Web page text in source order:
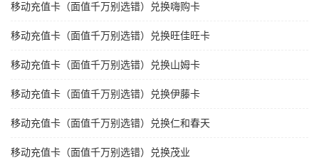
移动充值卡（面值千万别选错）兑换嗨购卡
移动充值卡（面值千万别选错）兑换旺佳旺卡
移动充值卡（面值千万别选错）兑换山姆卡
移动充值卡（面值千万别选错）兑换伊藤卡
移动充值卡（面值千万别选错）兑换仁和春天
移动充值卡（面值千万别选错）兑换茂业